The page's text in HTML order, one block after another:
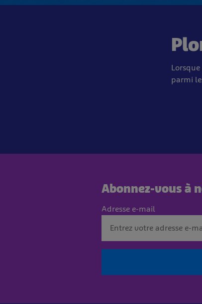
parmi
Abonnez-vous à
Adresse e-mail